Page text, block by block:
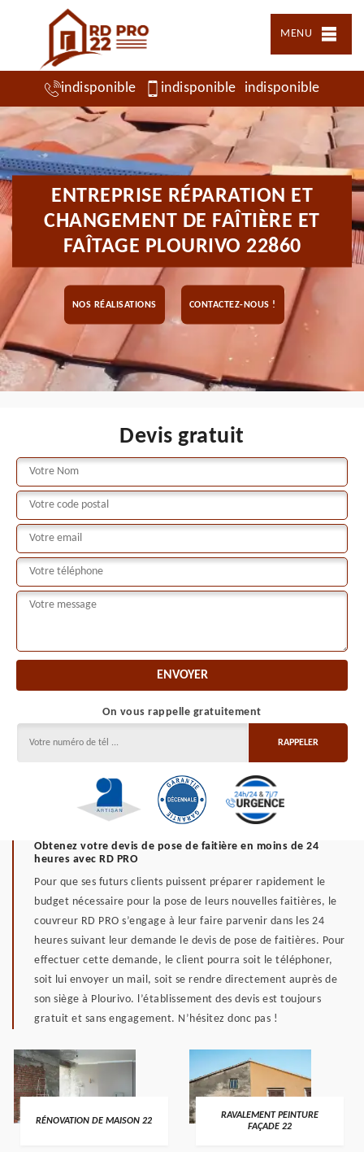
MENU
indisponible indisponible indisponible
ENTREPRISE RÉPARATION ET
CHANGEMENT DE FAÎTIÈRE ET
FAÎTAGE PLOURIVO 22860
NOS RÉALISATIONS CONTACTEZ-NOUS !
Devis gratuit
On vous rappelle gratuitement
Obtenez votre devis de pose de faitière en moins de 24
heures avec RD PRO
Pour que ses futurs clients puissent préparer rapidement le
budget nécessaire pour la pose de leurs nouvelles faitières, le
couvreur RD PRO s’engage à leur faire parvenir dans les 24
heures suivant leur demande le devis de pose de faitières. Pour
effectuer cette demande, le client pourra soit le téléphoner,
soit lui envoyer un mail, soit se rendre directement auprès de
son siège à Plourivo. l’établissement des devis est toujours
gratuit et sans engagement. N’hésitez donc pas !
RÉNOVATION DE MAISON 22
RAVALEMENT PEINTURE
FAÇADE 22